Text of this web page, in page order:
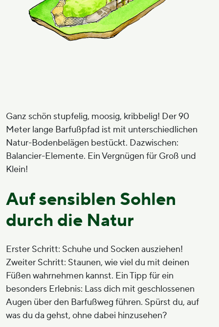
Ganz schön stupfelig, moosig, kribbelig! Der 90
Meter lange Barfußpfad ist mit unterschiedlichen
Natur-Bodenbelägen bestückt. Dazwischen:
Balancier-Elemente. Ein Vergnügen für Groß und
Klein!
Auf sensiblen Sohlen
durch die Natur
Erster Schritt: Schuhe und Socken ausziehen!
Zweiter Schritt: Staunen, wie viel du mit deinen
Füßen wahrnehmen kannst. Ein Tipp für ein
besonders Erlebnis: Lass dich mit geschlossenen
Augen über den Barfußweg führen. Spürst du, auf
was du da gehst, ohne dabei hinzusehen?